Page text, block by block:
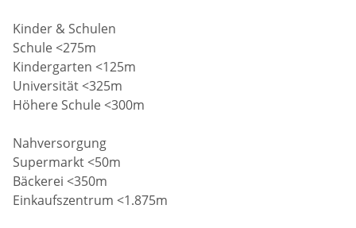
Kinder & Schulen
Schule <275m
Kindergarten <125m
Universität <325m
Höhere Schule <300m
Nahversorgung
Supermarkt <50m
Bäckerei <350m
Einkaufszentrum <1.875m